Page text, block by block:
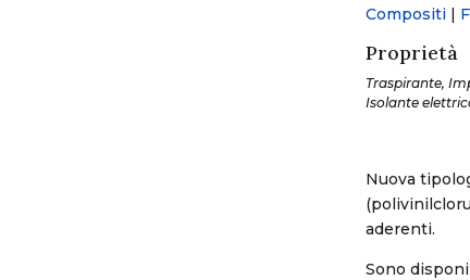
Compositi |
Proprietà
Traspirante,
Isolante
Nuova
aderenti.
Sono